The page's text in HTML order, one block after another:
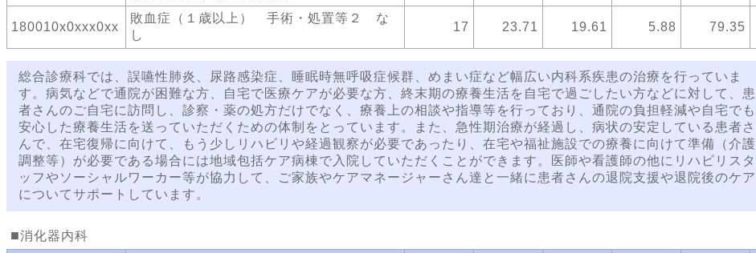
180010x0xxx0xx
敗血症（１歳以上） 手術・処置等２ な
し
17 23.71 19.61 5.88 79.35
総合診療科では、誤嚥性肺炎、尿路感染症、睡眠時無呼吸症候群、めまい症など幅広い内科系疾患の治療を行っていま
す。病気などで通院が困難な方、自宅で医療ケアが必要な方、終末期の療養生活を自宅で過ごしたい方などに対して、患
者さんのご自宅に訪問し、診察・薬の処方だけでなく、療養上の相談や指導等を行っており、通院の負担軽減や自宅でも
安心した療養生活を送っていただくための体制をとっています。また、急性期治療が経過し、病状の安定している患者さ
んで、在宅復帰に向けて、もう少しリハビリや経過観察が必要であったり、在宅や福祉施設での療養に向けて準備（介護
調整等）が必要である場合には地域包括ケア病棟で入院していただくことができます。医師や看護師の他にリハビリスタ
ッフやソーシャルワーカー等が協力して、ご家族やケアマネージャーさん達と一緒に患者さんの退院支援や退院後のケア
についてサポートしています。
消化器内科